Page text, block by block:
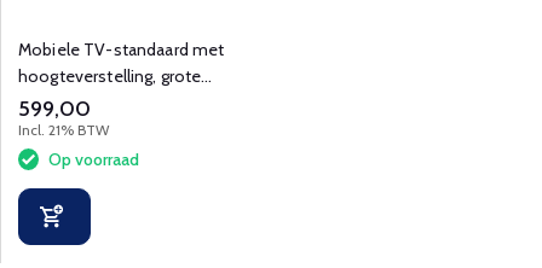
Mobiele TV-standaard met
hoogteverstelling, grote
wielen en slim kabelbeheer.
599,00
Incl. 21% BTW
Op voorraad